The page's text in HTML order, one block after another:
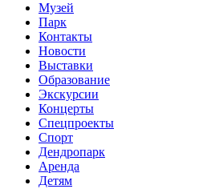
Музей
Парк
Контакты
Новости
Выставки
Образование
Экскурсии
Концерты
Спецпроекты
Спорт
Дендропарк
Аренда
Детям